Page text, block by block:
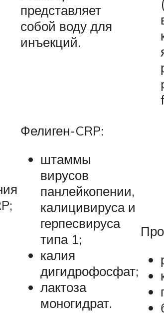
представляет
собой воду для
инъекций.
Фелиген-CRP:
штаммы
вирусов
панлейкопении,
калицивируса и
герпесвируса
типа 1;
калия
дигидрофосфат;
лактоза
моногидрат.